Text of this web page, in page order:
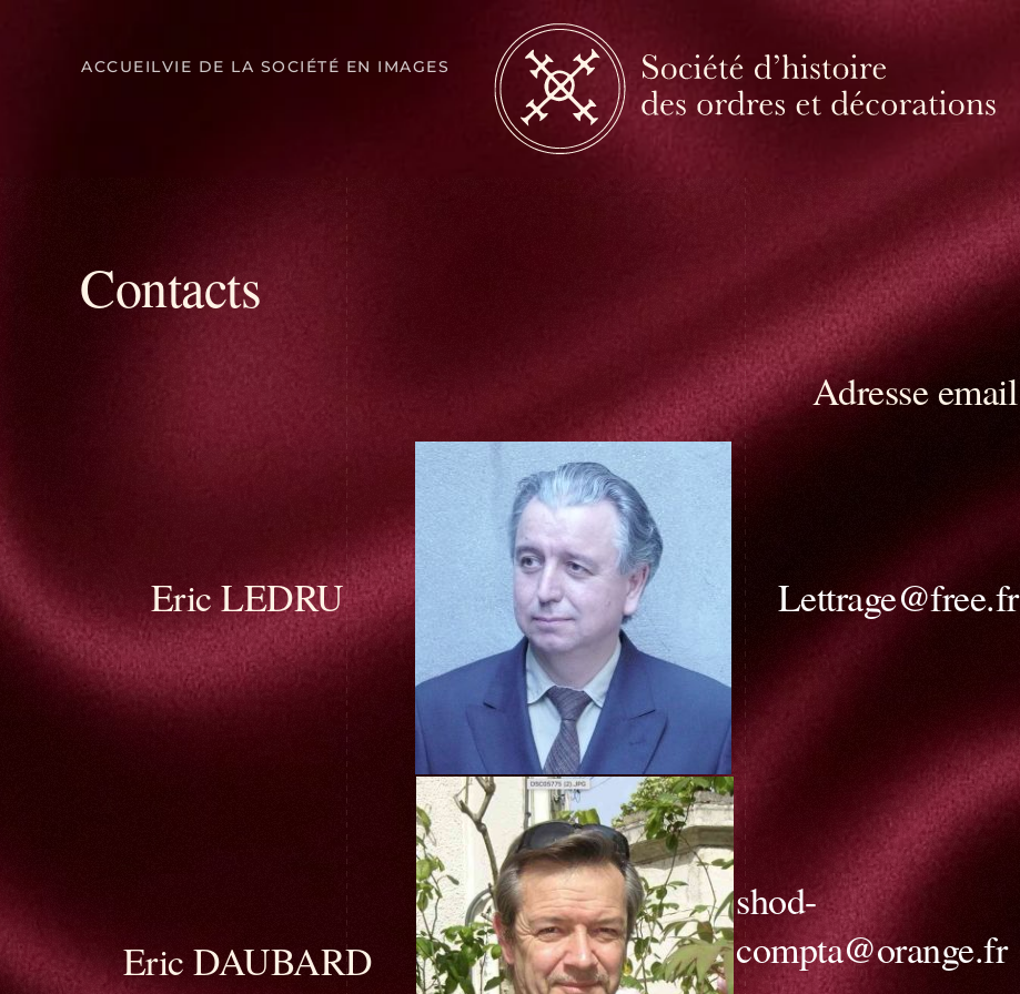
ACCUEILVIE DE LA SOCIÉTÉ EN IMAGES
Contacts
Adresse email
Eric LEDRU Lettrage@free.fr
Eric DAUBARD
shod-
compta@orange.fr